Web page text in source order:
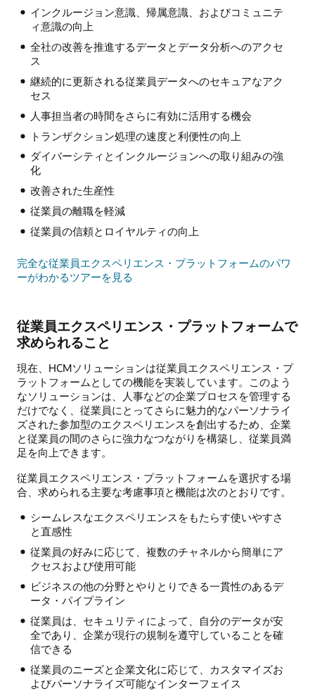
インクルージョン意識、帰属意識、およびコミュニテ
ィ意識の向上
全社の改善を推進するデータとデータ分析へのアクセ
ス
継続的に更新される従業員データへのセキュアなアク
セス
人事担当者の時間をさらに有効に活用する機会
トランザクション処理の速度と利便性の向上
ダイバーシティとインクルージョンへの取り組みの強
化
改善された生産性
従業員の離職を軽減
従業員の信頼とロイヤルティの向上
完全な従業員エクスペリエンス・プラットフォームのパワ
ーがわかるツアーを見る
従業員エクスペリエンス・プラットフォームで
求められること
現在、HCMソリューションは従業員エクスペリエンス・プ
ラットフォームとしての機能を実装しています。このよう
なソリューションは、人事などの企業プロセスを管理する
だけでなく、従業員にとってさらに魅力的なパーソナライ
ズされた参加型のエクスペリエンスを創出するため、企業
と従業員の間のさらに強力なつながりを構築し、従業員満
足を向上できます。
従業員エクスペリエンス・プラットフォームを選択する場
合、求められる主要な考慮事項と機能は次のとおりです。
シームレスなエクスペリエンスをもたらす使いやすさ
と直感性
従業員の好みに応じて、複数のチャネルから簡単にア
クセスおよび使用可能
ビジネスの他の分野とやりとりできる一貫性のあるデ
ータ・パイプライン
従業員は、セキュリティによって、自分のデータが安
全であり、企業が現行の規制を遵守していることを確
信できる
従業員のニーズと企業文化に応じて、カスタマイズお
よびパーソナライズ可能なインターフェイス